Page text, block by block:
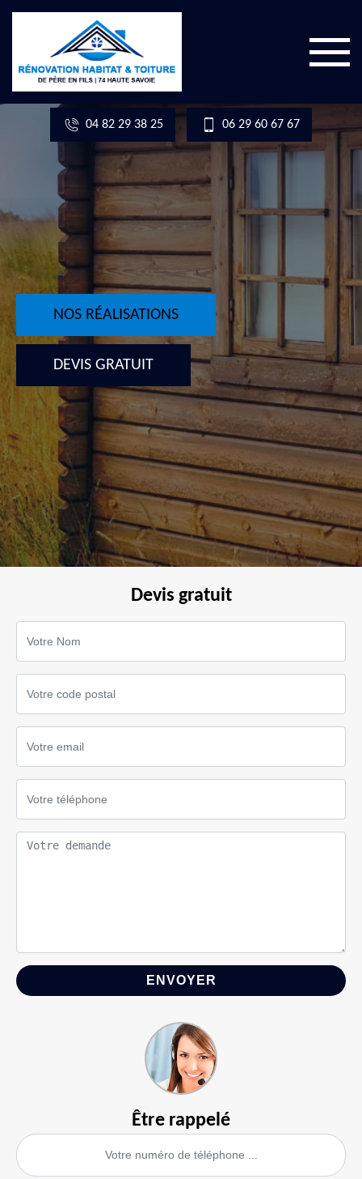
04 82 29 38 25 06 29 60 67 67
NOS RÉALISATIONS
DEVIS GRATUIT
Devis gratuit
Être rappelé